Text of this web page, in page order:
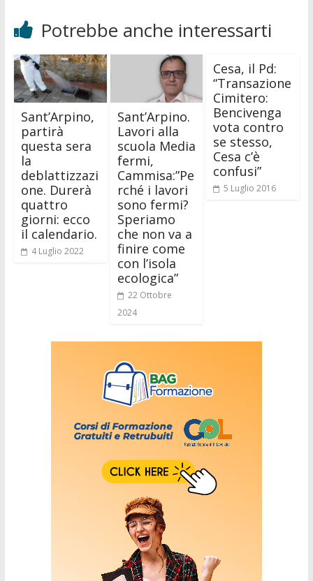
Potrebbe anche interessarti
Sant’Arpino,
partirà
questa sera
la
deblattizzazi
one. Durerà
quattro
giorni: ecco
il calendario.
4 Luglio 2022
Sant’Arpino.
Lavori alla
scuola Media
fermi,
Cammisa:”Pe
rché i lavori
sono fermi?
Speriamo
che non va a
finire come
con l’isola
ecologica”
22 Ottobre
2024
Cesa, il Pd:
“Transazione
Cimitero:
Bencivenga
vota contro
se stesso,
Cesa c’è
confusi”
5 Luglio 2016